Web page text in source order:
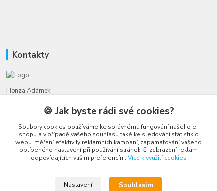
Kontakty
Honza Adámek
(Po-Ne, 9-21 hod.)
honza@autahracky.cz
🍪 Jak byste rádi své cookies?
Soubory cookies používáme ke správnému fungování našeho e-
shopu a v případě vašeho souhlasu také ke sledování statistik o
webu, měření efektivity reklamních kampaní, zapamatování vašeho
oblíbeného nastavení při používání stránek, či zobrazení reklam
odpovídajících vašim preferencím. Více k využití cookies
Nastavení Souhlasím